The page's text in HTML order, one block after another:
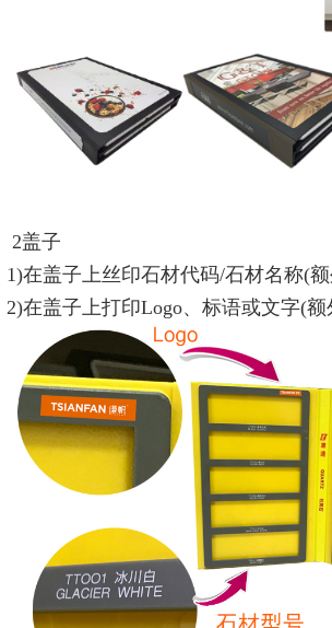
2盖子
1)在盖子上丝印石材代码/石材名称(
2)在盖子上打印Logo、标语或文字(